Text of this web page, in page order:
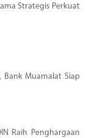
Strategis Perkuat
Bank Muamalat Siap
Raih Penghargaan